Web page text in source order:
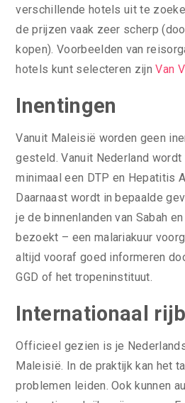
verschillende hotels uit te
de prijzen vaak zeer scherp
kopen). Voorbeelden van
hotels kunt selecteren zijnVan
Inentingen
Vanuit Maleisië worden geen
gesteld. Vanuit Nederland
minimaal een DTP en Hepatitis
Daarnaast wordt in bepaalde
je de binnenlanden van Sabah
bezoekt – een malariakuur
altijd vooraf goed informeren
GGD of het tropeninstituut.
Internationaal
Officieel gezien is je
Maleisië. In de praktijk kan het
problemen leiden. Ook kunnen